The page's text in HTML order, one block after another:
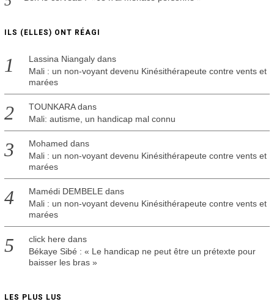
ILS (ELLES) ONT RÉAGI
Lassina Niangalydans
Mali : un non-voyant devenu Kinésithérapeute contre vents et
marées
TOUNKARAdans
Mali: autisme, un handicap mal connu
Mohamed dans
Mali : un non-voyant devenu Kinésithérapeute contre vents et
marées
Mamédi DEMBELEdans
Mali : un non-voyant devenu Kinésithérapeute contre vents et
marées
click here dans
Békaye Sibé : « Le handicap ne peut être un prétexte pour
baisser les bras »
LES PLUS LUS